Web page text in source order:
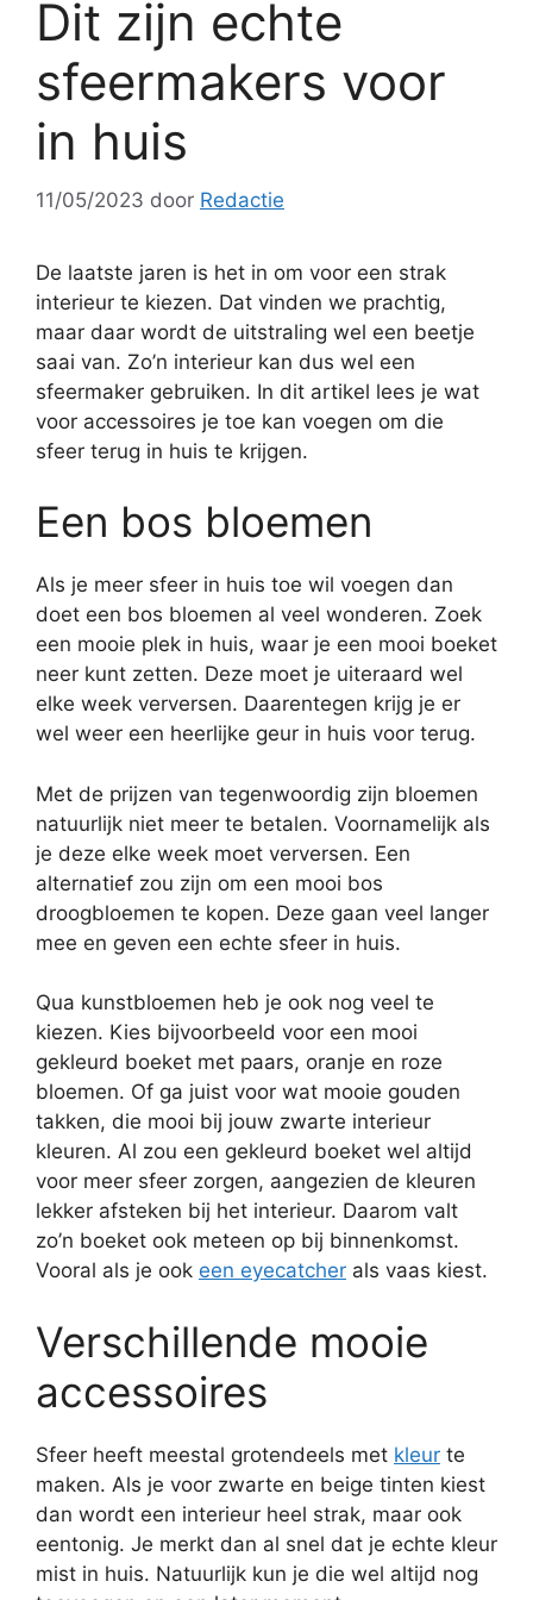
Dit zijn echte
sfeermakers voor
in huis
11/05/2023 door Redactie
De laatste jaren is het in om voor een strak
interieur te kiezen. Dat vinden we prachtig,
maar daar wordt de uitstraling wel een beetje
saai van. Zo’n interieur kan dus wel een
sfeermaker gebruiken. In dit artikel lees je wat
voor accessoires je toe kan voegen om die
sfeer terug in huis te krijgen.
Een bos bloemen
Als je meer sfeer in huis toe wil voegen dan
doet een bos bloemen al veel wonderen. Zoek
een mooie plek in huis, waar je een mooi boeket
neer kunt zetten. Deze moet je uiteraard wel
elke week verversen. Daarentegen krijg je er
wel weer een heerlijke geur in huis voor terug.
Met de prijzen van tegenwoordig zijn bloemen
natuurlijk niet meer te betalen. Voornamelijk als
je deze elke week moet verversen. Een
alternatief zou zijn om een mooi bos
droogbloemen te kopen. Deze gaan veel langer
mee en geven een echte sfeer in huis.
Qua kunstbloemen heb je ook nog veel te
kiezen. Kies bijvoorbeeld voor een mooi
gekleurd boeket met paars, oranje en roze
bloemen. Of ga juist voor wat mooie gouden
takken, die mooi bij jouw zwarte interieur
kleuren. Al zou een gekleurd boeket wel altijd
voor meer sfeer zorgen, aangezien de kleuren
lekker afsteken bij het interieur. Daarom valt
zo’n boeket ook meteen op bij binnenkomst.
Vooral als je ook een eyecatcher als vaas kiest.
Verschillende mooie
accessoires
Sfeer heeft meestal grotendeels met kleur te
maken. Als je voor zwarte en beige tinten kiest
dan wordt een interieur heel strak, maar ook
eentonig. Je merkt dan al snel dat je echte kleur
mist in huis. Natuurlijk kun je die wel altijd nog